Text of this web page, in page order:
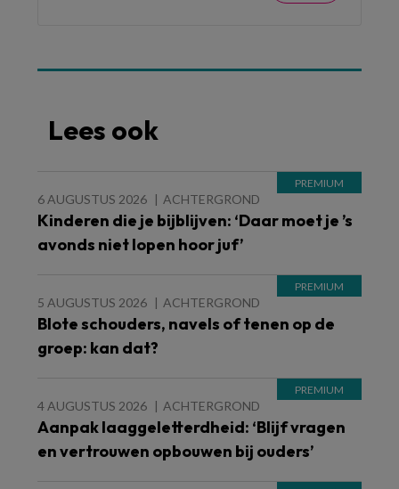
Lees ook
6 AUGUSTUS 2026 ACHTERGROND
Kinderen die je bijblijven: ‘Daar moet je ’s
avonds niet lopen hoor juf’
5 AUGUSTUS 2026 ACHTERGROND
Blote schouders, navels of tenen op de
groep: kan dat?
4 AUGUSTUS 2026 ACHTERGROND
Aanpak laaggeletterdheid: ‘Blijf vragen
en vertrouwen opbouwen bij ouders’